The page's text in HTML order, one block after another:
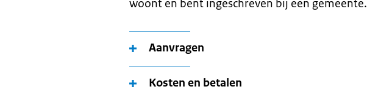
woont en bent ingeschreven bij een gemeente.
Aanvragen
Kosten en betalen